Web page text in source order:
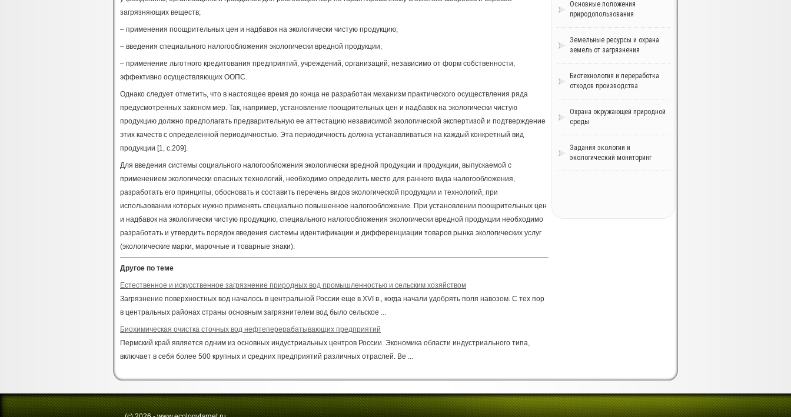
Основные положения
природопользования
Земельные ресурсы и охрана
земель от загрязнения
Биотехнология и переработка
отходов производства
Охрана окружающей природной
среды
Задания экологии и
экологический мониторинг
загрязняющих веществ;
– применения поощрительных цен и надбавок на экологически чистую продукцию;
– введения специального налогообложения экологически вредной продукции;
– применение льготного кредитования предприятий, учреждений, организаций, независимо от форм собственности,
эффективно осуществляющих ООПС.
Однако следует отметить, что в настоящее время до конца не разработан механизм практического осуществления ряда
предусмотренных законом мер. Так, например, установление поощрительных цен и надбавок на экологически чистую
продукцию должно предполагать предварительную ее аттестацию независимой экологической экспертизой и подтверждение
этих качеств с определенной периодичностью. Эта периодичность должна устанавливаться на каждый конкретный вид
продукции [1, с.209].
Для введения системы социального налогообложения экологически вредной продукции и продукции, выпускаемой с
применением экологически опасных технологий, необходимо определить место для раннего вида налогообложения,
разработать его принципы, обосновать и составить перечень видов экологической продукции и технологий, при
использовании которых нужно применять специально повышенное налогообложение. При установлении поощрительных цен
и надбавок на экологически чистую продукцию, специального налогообложения экологически вредной продукции необходимо
разработать и утвердить порядок введения системы идентификации и дифференциации товаров рынка экологических услуг
(экологические марки, марочные и товарные знаки).
Другое по теме
Естественное и искусственное загрязнение природных вод промышленностью и сельским хозяйством
Загрязнение поверхностных вод началось в центральной России еще в XVI в., когда начали удобрять поля навозом. С тех пор
в центральных районах страны основным загрязнителем вод было сельское ...
Биохимическая очистка сточных вод нефтеперерабатывающих предприятий
Пермский край является одним из основных индустриальных центров России. Экономика области индустриального типа,
включает в себя более 500 крупных и средних предприятий различных отраслей. Ве ...